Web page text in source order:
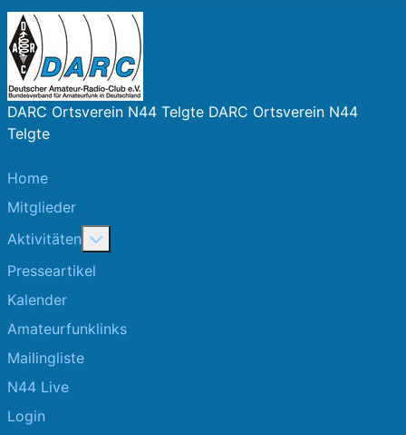
DARC Ortsverein N44 Telgte DARC Ortsverein N44
Telgte
Home
Mitglieder
Aktivitäten
Presseartikel
Kalender
Amateurfunklinks
Mailingliste
N44 Live
Login